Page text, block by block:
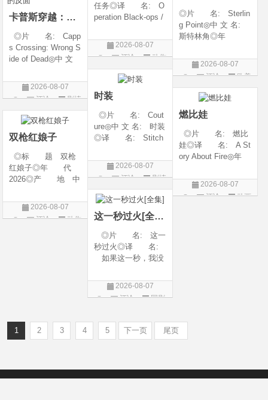
任务◎译 名: O
peration Black-ops /
&amp;middot;绝密任
务◎年 代: 202
大陆◎类 别:
动作 / 战争 / 犯
2026-08-07
评论
动作
片
◎片 名: Sterlin
g Point◎中 文 名:
斯特林角◎年
地: 美国◎类
别: 剧情◎语
期: 2026-08-05(美
国)◎IMDb评分: 6
2026-08-07
评论
欧美
剧
卡普斯穿越：死亡的反面
◎片 名: Capp
s Crossing: Wrong S
ide of Dead◎中 文
死亡的反面◎年
代: 2026◎产
别: 剧情 / 悬疑 / 惊
悚 / 犯罪◎语
2026-08-07
评论
剧情
片
时装
◎片 名: Cout
ure◎中 文 名: 时装
◎译 名: Stitch
(台)◎年 代: 20
25◎产 地: 法
剧情◎语 言:
法语 /
2026-08-07
评论
剧情
片
燃比娃
◎片 名: 燃比
娃◎译 名: A St
ory About Fire◎年
地: 中国大陆◎
类 别: 动画 / 奇
2026-08-07
评论
动画
双枪红娘子
◎标 题 双枪
红娘子◎年 代
2026◎产 地 中
剧情 / 动作 / 战争◎
上映日期 2026-08-
2026-08-07
评论
动作
这一秒过火[全集]
◎片 名: 这一
秒过火◎译 名:
如果这一秒，我没
年 代: 2026◎
产 地: 中国大
汉语普通话◎上映
2026-08-07
评论
国剧
1 2 3 4 5 下一页 尾页